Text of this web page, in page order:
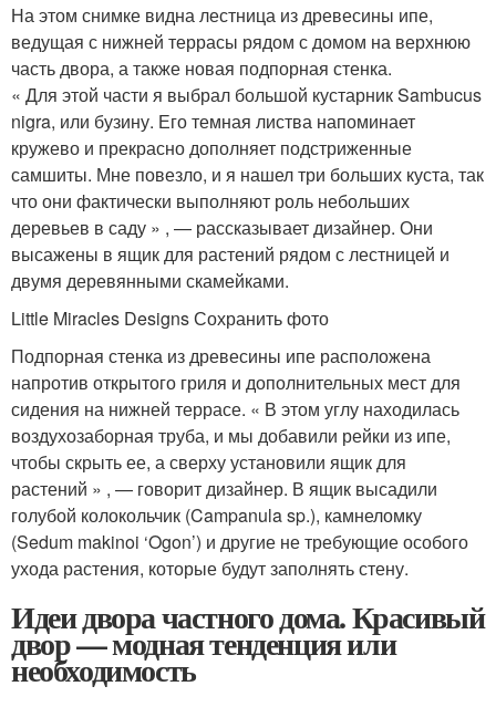
На этом снимке видна лестница из древесины ипе,
ведущая с нижней террасы рядом с домом на верхнюю
часть двора, а также новая подпорная стенка.
« Для этой части я выбрал большой кустарник Sambucus
nigra, или бузину. Его темная листва напоминает
кружево и прекрасно дополняет подстриженные
самшиты. Мне повезло, и я нашел три больших куста, так
что они фактически выполняют роль небольших
деревьев в саду » , — рассказывает дизайнер. Они
высажены в ящик для растений рядом с лестницей и
двумя деревянными скамейками.
Little Miracles Designs Сохранить фото
Подпорная стенка из древесины ипе расположена
напротив открытого гриля и дополнительных мест для
сидения на нижней террасе. « В этом углу находилась
воздухозаборная труба, и мы добавили рейки из ипе,
чтобы скрыть ее, а сверху установили ящик для
растений » , — говорит дизайнер. В ящик высадили
голубой колокольчик (Campanula sp.), камнеломку
(Sedum makinoi ‘Ogon’) и другие не требующие особого
ухода растения, которые будут заполнять стену.
Идеи двора частного дома. Красивый
двор — модная тенденция или
необходимость